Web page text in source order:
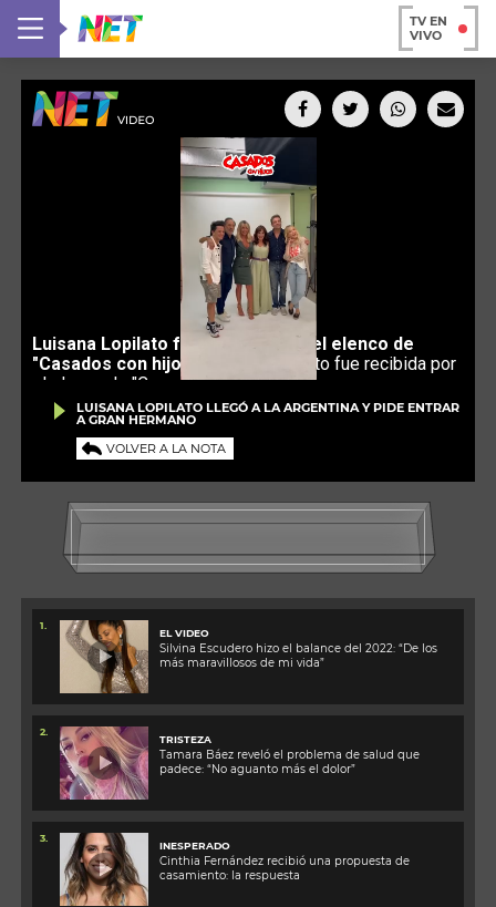
TV EN
VIVO
LUISANA LOPILATO LLEGÓ A LA ARGENTINA Y PIDE ENTRAR
A GRAN HERMANO
VOLVER A LA NOTA
1.
EL VIDEO
Silvina Escudero hizo el balance del 2022: “De los
más maravillosos de mi vida”
2.
TRISTEZA
Tamara Báez reveló el problema de salud que
padece: “No aguanto más el dolor”
3.
INESPERADO
Cinthia Fernández recibió una propuesta de
casamiento: la respuesta